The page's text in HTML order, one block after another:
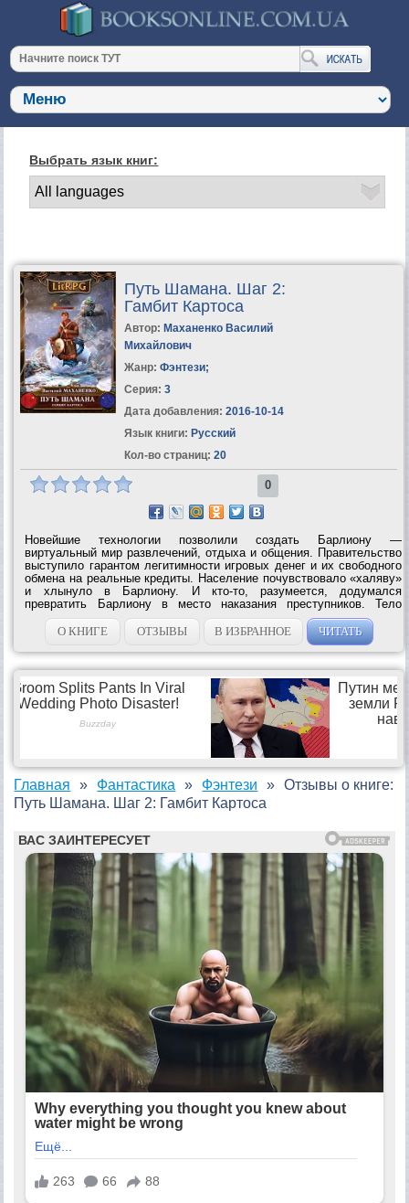
Выбрать язык книг:
Путь Шамана. Шаг 2:
Гамбит Картоса
Автор: Маханенко Василий
Михайлович
Жанр: Фэнтези;
Серия: 3
Дата добавления: 2016-10-14
Язык книги: Русский
Кол-во страниц: 20
0
Новейшие технологии позволили создать Барлиону —
виртуальный мир развлечений, отдыха и общения. Правительство
выступило гарантом легитимности игровых денег и их свободного
обмена на реальные кредиты. Население почувствовало «халяву»
и хлынуло в Барлиону. И кто-то, разумеется, додумался
превратить Барлиону в место наказания преступников. Тело
осужденного помещали в капсулу длительного содержания, а
сознание отправлялось на...
О КНИГЕ ОТЗЫВЫ В ИЗБРАННОЕ ЧИТАТЬ
Главная Фантастика Фэнтези
Отзывы о книге:
Путь Шамана. Шаг 2: Гамбит Картоса